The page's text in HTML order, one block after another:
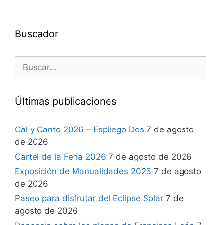
Buscador
Últimas publicaciones
Cal y Canto 2026 – Espliego Dos 7 de agosto
de 2026
Cartel de la Feria 2026 7 de agosto de 2026
Exposición de Manualidades 2026 7 de agosto
de 2026
Paseo para disfrutar del Eclipse Solar 7 de
agosto de 2026